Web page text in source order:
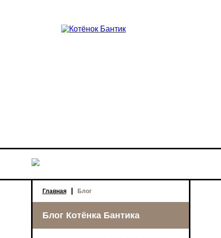
Главная Блог
Блог Котёнка Бантика